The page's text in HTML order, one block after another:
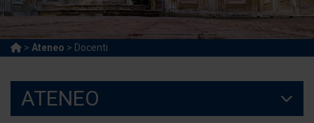
> Ateneo > Docenti
ATENEO